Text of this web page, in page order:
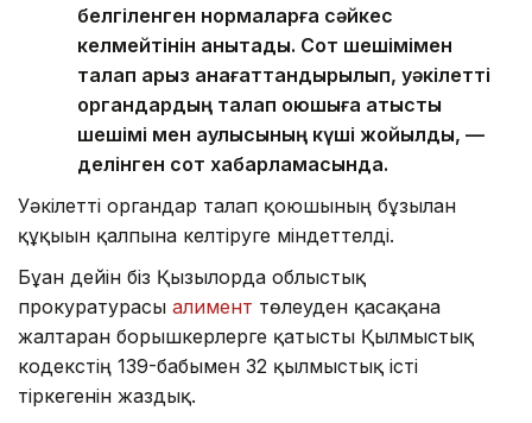
белгіленген нормаларға сәйкес
келмейтінін анықтады. Сот шешімімен
талап арыз қанағаттандырылып, уәкілетті
органдардың талап қоюшыға қатысты
шешімі мен қаулысының күші жойылды, —
делінген сот хабарламасында.
Уәкілетті органдар талап қоюшының бұзылған
құқығын қалпына келтіруге міндеттелді.
Бұған дейін біз Қызылорда облыстық
прокуратурасы алимент төлеуден қасақана
жалтарған борышкерлерге қатысты Қылмыстық
кодекстің 139-бабымен 32 қылмыстық істі
тіркегенін жаздық.